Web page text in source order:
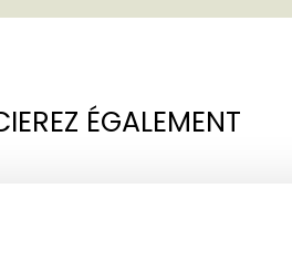
ÉGALEMENT